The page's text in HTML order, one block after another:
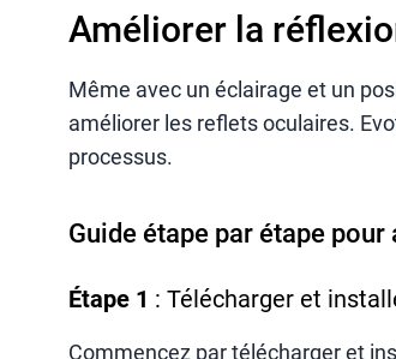
Améliorer la
Même avec un éclairage et un
améliorer les reflets oculaires.
processus.
Guide étape par étape
Étape 1 : Télécharger et
Commencez par télécharger et